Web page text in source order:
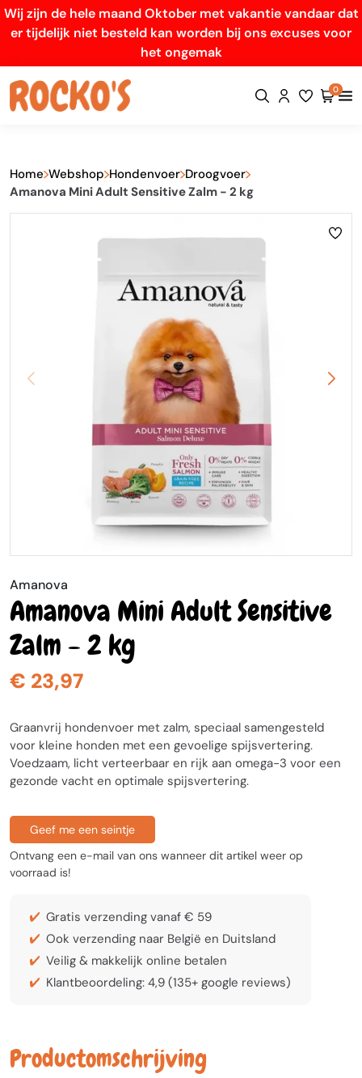
Wij zijn de hele maand Oktober met vakantie vandaar dat
er tijdelijk niet besteld kan worden bij ons excuses voor
het ongemak
0
Home Webshop Hondenvoer Droogvoer
Amanova Mini Adult Sensitive Zalm - 2 kg
Amanova
Amanova Mini Adult Sensitive
Zalm - 2 kg
€ 23,97
Graanvrij hondenvoer met zalm, speciaal samengesteld
voor kleine honden met een gevoelige spijsvertering.
Voedzaam, licht verteerbaar en rijk aan omega-3 voor een
gezonde vacht en optimale spijsvertering.
Geef me een seintje
Ontvang een e-mail van ons wanneer dit artikel weer op
voorraad is!
Gratis verzending vanaf € 59
Ook verzending naar België en Duitsland
Veilig & makkelijk online betalen
Klantbeoordeling: 4,9 (135+ google reviews)
Productomschrijving